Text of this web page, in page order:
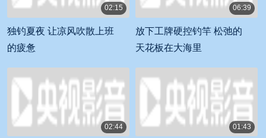
02:15
独钓夏夜 让凉风吹散上班
的疲惫
06:39
放下工牌硬控钓竿 松弛的
天花板在大海里
02:44 01:43